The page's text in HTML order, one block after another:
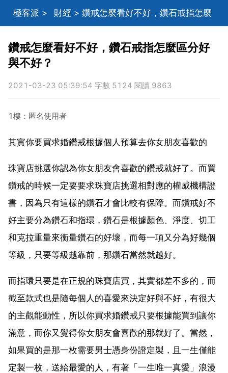
極客派 > 財經 > 鑽戒怎麼看好不好，鑽石戒指怎麼
區分好與不好？
鑽戒怎麼看好不好，鑽石戒指怎麼區分好
與不好？
2021-03-23 05:39:54 字數 5124 閱讀 9863
1樓：匿名使用者
其實你要買求婚鑽戒根據個人預算去你女朋友喜歡的
珠寶店挑選你認為你女朋友會喜歡的鑽戒就好了。而買
鑽戒的時候一定要要求珠寶店挑選相對應的權威機構證
書，因為只有這樣的鑽石才會比較有保障。而鑽戒好不
好主要分為鑽石和指環，鑽石是根據顏色、淨度、切工
和克拉重量來衡量鑽石的好壞，而每一項又分為好幾個
等級，只要等級越靠前，那鑽石當然就越好。
而指環只要是在正規的珠寶店買，其實都差不多的，而
截至款式也是隨每個人的喜愛來決定好與不好，有很大
的主觀能動性，所以你買求婚鑽戒只要根據能買到讓你
滿意，而你又覺得你女朋友會喜歡的那就好了。當然，
如果買的是那一枚需要男士憑身份證定製，且一生僅能
定製一枚，送給最愛的人，有著「一生唯一真愛」浪漫